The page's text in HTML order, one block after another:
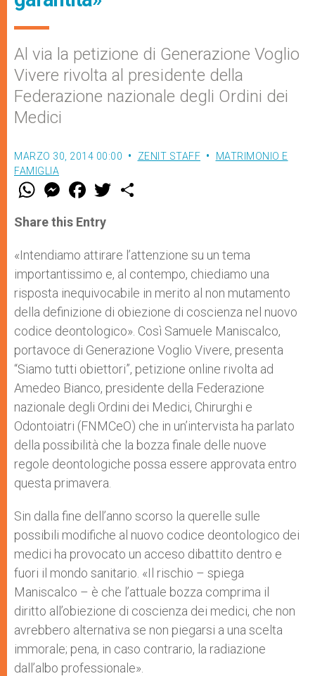
Al via la petizione di Generazione Voglio
Vivere rivolta al presidente della
Federazione nazionale degli Ordini dei
Medici
MARZO 30, 2014 00:00 ZENIT STAFF
MATRIMONIO E
FAMIGLIA
W
t
s
p
p
M
e
s
e
g
e
r
F
a
e
b
o
k
w
r
Share this Entry
«Intendiamo attirare l’attenzione su un tema
importantissimo e, al contempo, chiediamo una
risposta inequivocabile in merito al non mutamento
della definizione di obiezione di coscienza nel nuovo
codice deontologico». Così Samuele Maniscalco,
portavoce di Generazione Voglio Vivere, presenta
“Siamo tutti obiettori”, petizione online rivolta ad
Amedeo Bianco, presidente della Federazione
nazionale degli Ordini dei Medici, Chirurghi e
Odontoiatri (FNMCeO) che in un’intervista ha parlato
della possibilità che la bozza finale delle nuove
regole deontologiche possa essere approvata entro
questa primavera.
Sin dalla fine dell’anno scorso la querelle sulle
possibili modifiche al nuovo codice deontologico dei
medici ha provocato un acceso dibattito dentro e
fuori il mondo sanitario. «Il rischio – spiega
Maniscalco – è che l’attuale bozza comprima il
diritto all’obiezione di coscienza dei medici, che non
avrebbero alternativa se non piegarsi a una scelta
immorale; pena, in caso contrario, la radiazione
dall’albo professionale».